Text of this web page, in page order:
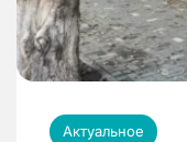
Актуальное